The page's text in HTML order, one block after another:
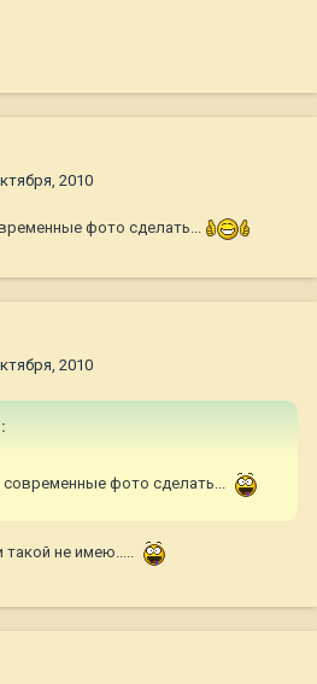
2010
фото сделать...
2010
фото сделать...
не имею.....